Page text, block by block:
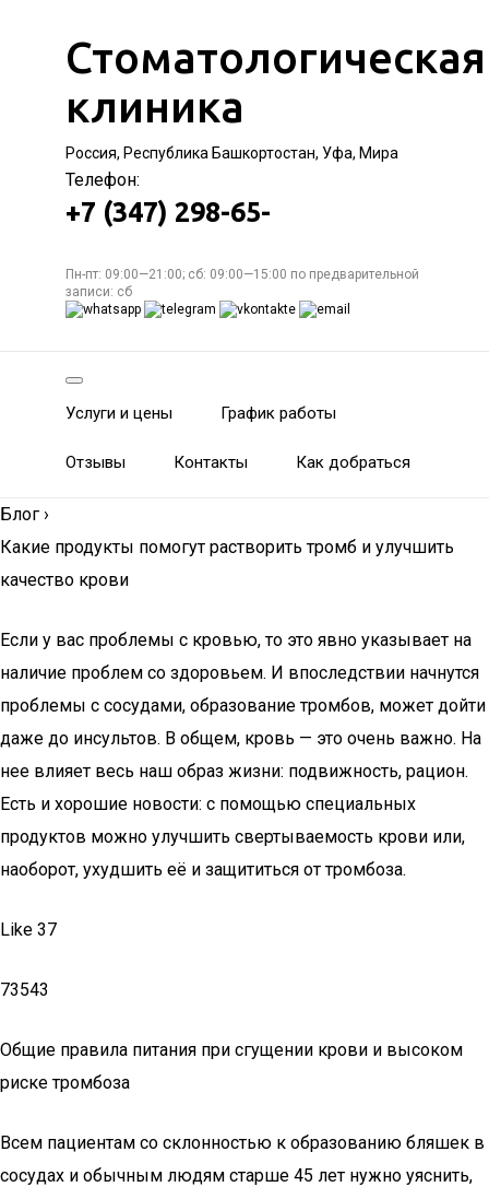
Стоматологическая
клиника
Россия, Республика Башкортостан, Уфа, Мира
Телефон:
+7 (347) 298-65-
Пн-пт: 09:00—21:00; сб: 09:00—15:00 по предварительной
записи: сб
Услуги и цены График работы
Отзывы Контакты Как добраться
Блог ›
Какие продукты помогут растворить тромб и улучшить
качество крови
Если у вас проблемы с кровью, то это явно указывает на
наличие проблем со здоровьем. И впоследствии начнутся
проблемы с сосудами, образование тромбов, может дойти
даже до инсультов. В общем, кровь — это очень важно. На
нее влияет весь наш образ жизни: подвижность, рацион.
Есть и хорошие новости: с помощью специальных
продуктов можно улучшить свертываемость крови или,
наоборот, ухудшить её и защититься от тромбоза.
Like 37
73543
Общие правила питания при сгущении крови и высоком
риске тромбоза
Всем пациентам со склонностью к образованию бляшек в
сосудах и обычным людям старше 45 лет нужно уяснить,